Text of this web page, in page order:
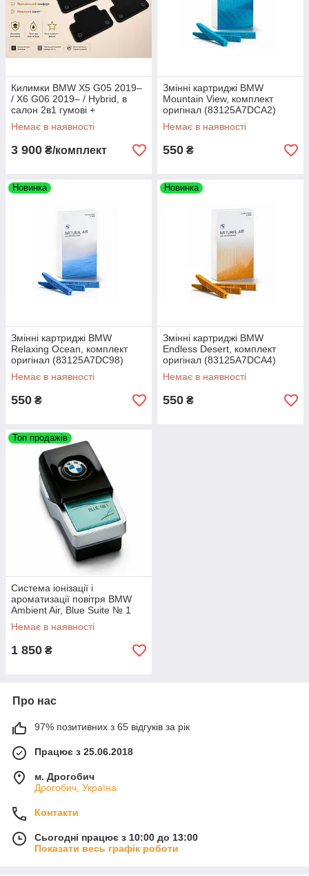
Килимки BMW X5 G05 2019–
/ X6 G06 2019– / Hybrid, в
салон 2в1 гумові +
текстильні, 8 шт. EVERMATS
Чехія (PT221885FL)
Немає в наявності
3 900 ₴/комплект
Змінні картриджі BMW
Mountain View, комплект
оригінал (83125A7DCA2)
Немає в наявності
550 ₴
Новинка
Змінні картриджі BMW
Relaxing Ocean, комплект
оригінал (83125A7DC98)
Немає в наявності
550 ₴
Новинка
Змінні картриджі BMW
Endless Desert, комплект
оригінал (83125A7DCA4)
Немає в наявності
550 ₴
Топ продажів
Система іонізації і
ароматизації повітря BMW
Ambient Air, Blue Suite № 1
(64119382585)
Немає в наявності
1 850 ₴
Про нас
97% позитивних з 65 відгуків за рік
Працює з 25.06.2018
м. Дрогобич
Дрогобич, Україна
Контакти
Сьогодні працює з 10:00 до 13:00
Показати весь графік роботи